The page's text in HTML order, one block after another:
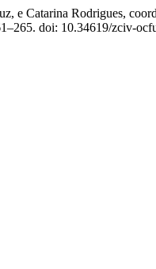
e Catarina Rodrigues,
doi: 10.34619/zciv-